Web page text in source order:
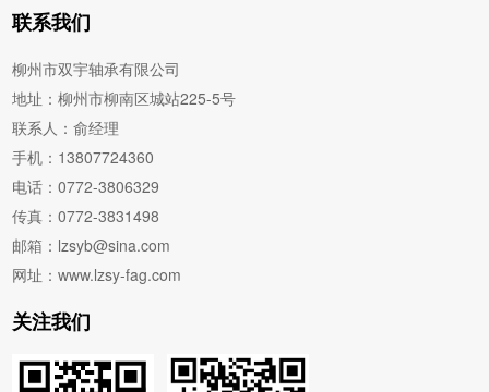
联系我们
柳州市双宇轴承有限公司
地址：柳州市柳南区城站225-5号
联系人：俞经理
手机：13807724360
电话：0772-3806329
传真：0772-3831498
邮箱：lzsyb@sina.com
网址：www.lzsy-fag.com
关注我们